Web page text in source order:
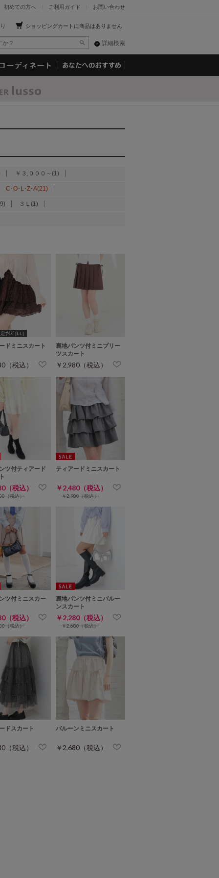
お問い合わせ
ご利用ガイド
初めての方へ
ショッピングカートに商品はありません
詳細検索
￥３,０００～(1)
C･O･L･Z･A(21)
３Ｌ(1)
ｻｲｽﾞ[LL]
ドミニスカート
（税込）
裏地パンツ付ミニプリー
ツスカート
￥2,980（税込）
ツ付ティアード
（税込）
（税込）
ティアードミニスカート
￥2,480（税込）
￥2,980（税込）
ツ付ミニスカー
（税込）
（税込）
裏地パンツ付ミニバルー
ンスカート
￥2,280（税込）
￥2,680（税込）
ドスカート
（税込）
バルーンミニスカート
￥2,680（税込）